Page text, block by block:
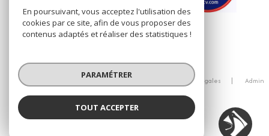
Agence IBIS IMMOBILIER
© 2026 | Tous droits réservés
Nos partenaires Mentions légales
Admin
En poursuivant, vous acceptez l'utilisation des
cookies par ce site, afin de vous proposer des
contenus adaptés et réaliser des statistiques !
PARAMÉTRER
TOUT ACCEPTER